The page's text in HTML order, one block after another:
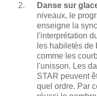
Danse sur
niveaux, le
enseigne la
l'interprétation
les habiletés de
comme les
l'unisson. Les
STAR peuvent
quel ordre. Par